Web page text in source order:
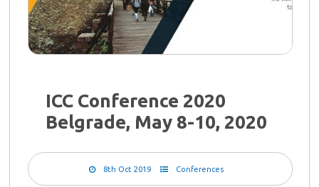
ICC Conference 2020
Belgrade, May 8-10, 2020
8th Oct 2019 Conferences